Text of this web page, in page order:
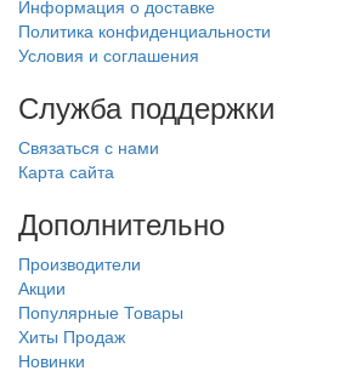
Информация о доставке
Политика конфиденциальности
Условия и соглашения
Служба поддержки
Связаться с нами
Карта сайта
Дополнительно
Производители
Акции
Популярные Товары
Хиты Продаж
Новинки